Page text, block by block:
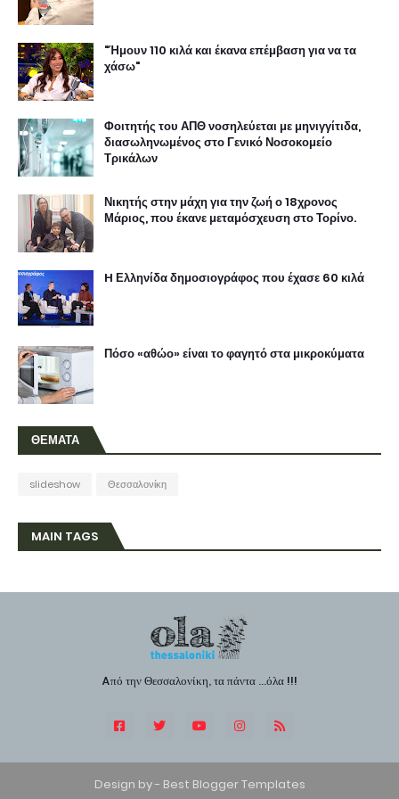
"Ήμουν 110 κιλά και έκανα επέμβαση για να τα
χάσω"
Φοιτητής του ΑΠΘ νοσηλεύεται με μηνιγγίτιδα,
διασωληνωμένος στο Γενικό Νοσοκομείο
Τρικάλων
Νικητής στην μάχη για την ζωή ο 18χρονος
Μάριος, που έκανε μεταμόσχευση στο Τορίνο.
H Ελληνίδα δημοσιογράφος που έχασε 60 κιλά
Πόσο «αθώο» είναι το φαγητό στα μικροκύματα
ΘΕΜΑΤΑ
slideshow Θεσσαλονίκη
MAIN TAGS
Aπό την Θεσσαλονίκη, τα πάντα ...όλα !!!
Design by - Best Blogger Templates